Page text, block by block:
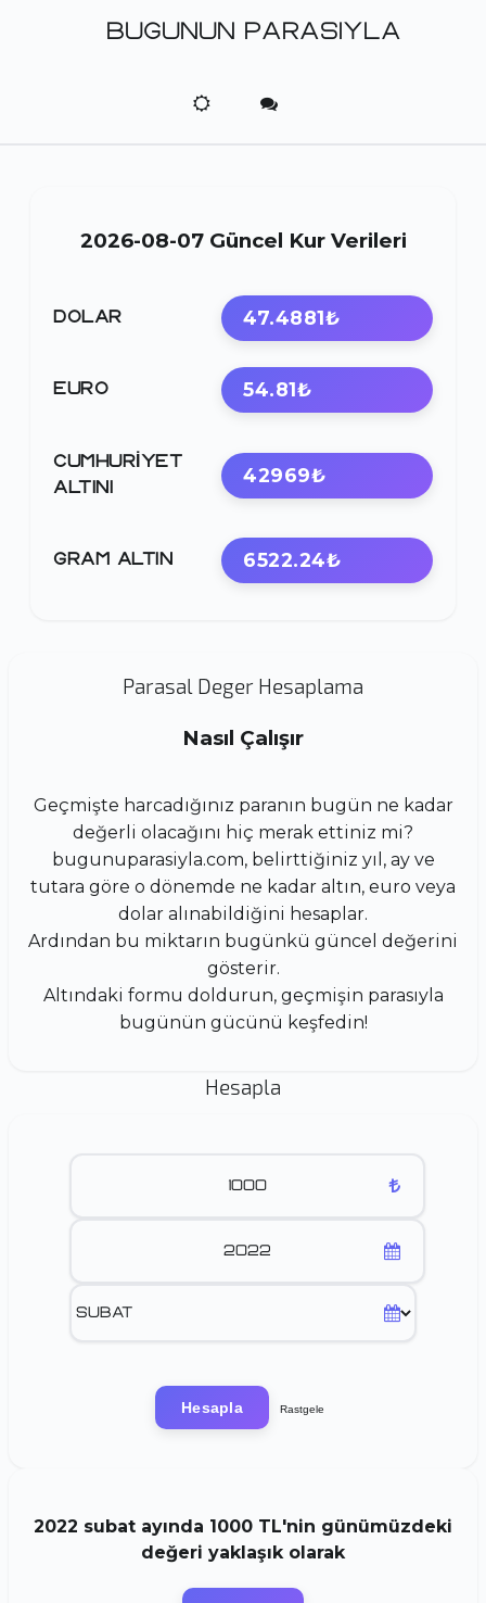
BUGUNUN PARASIYLA
2026-08-07 Güncel Kur Verileri
DOLAR 47.4881₺
EURO 54.81₺
CUMHURIYET
ALTINI
42969₺
GRAM ALTIN 6522.24₺
Parasal Deger Hesaplama
Nasıl Çalışır
Geçmişte harcadığınız paranın bugün ne kadar
değerli olacağını hiç merak ettiniz mi?
bugunuparasiyla.com, belirttiğiniz yıl, ay ve
tutara göre o dönemde ne kadar altın, euro veya
dolar alınabildiğini hesaplar.
Ardından bu miktarın bugünkü güncel değerini
gösterir.
Altındaki formu doldurun, geçmişin parasıyla
bugünün gücünü keşfedin!
Hesapla
Hesapla Rastgele
2022 subat ayında 1000 TL'nin günümüzdeki
değeri yaklaşık olarak